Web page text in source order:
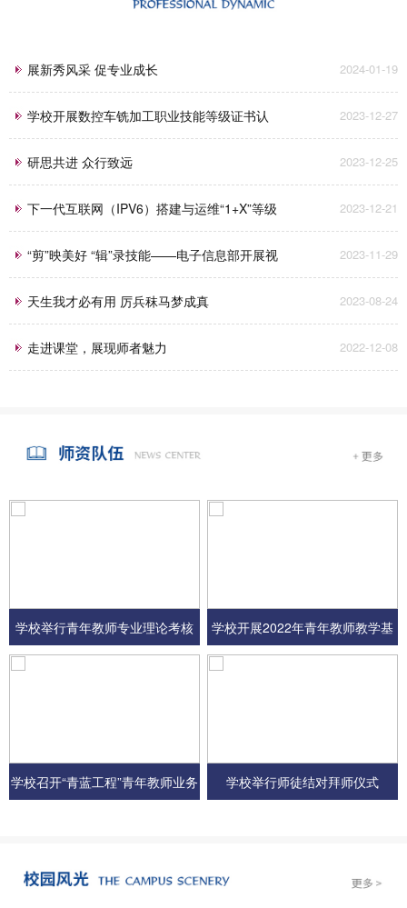
展新秀风采 促专业成长 2024-01-19
学校开展数控车铣加工职业技能等级证书认
定考试工作
2023-12-27
研思共进 众行致远 2023-12-25
下一代互联网（IPV6）搭建与运维“1+X”等级
认证考试圆满完成！
2023-12-21
“剪”映美好 “辑”录技能——电子信息部开展视
频剪辑专项培训
2023-11-29
天生我才必有用 厉兵秣马梦成真 2023-08-24
走进课堂，展现师者魅力 2022-12-08
学校举行青年教师专业理论考核
学校开展2022年青年教师教学基
学校召开“青蓝工程”青年教师业务
学校举行师徒结对拜师仪式